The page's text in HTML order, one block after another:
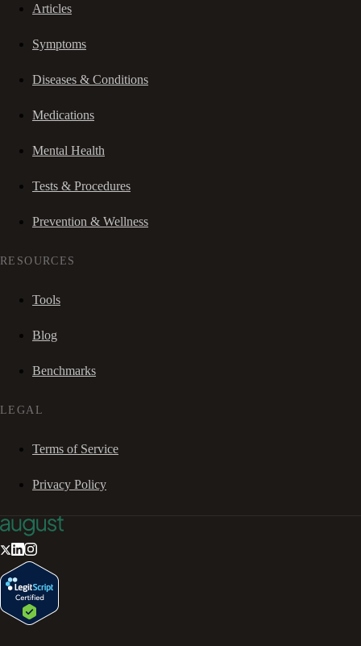
Articles
Symptoms
Diseases & Conditions
Medications
Mental Health
Tests & Procedures
Prevention & Wellness
RESOURCES
Tools
Blog
Benchmarks
LEGAL
Terms of Service
Privacy Policy